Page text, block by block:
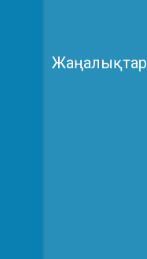
Жаңалықтар